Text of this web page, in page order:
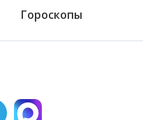
Гороскопы